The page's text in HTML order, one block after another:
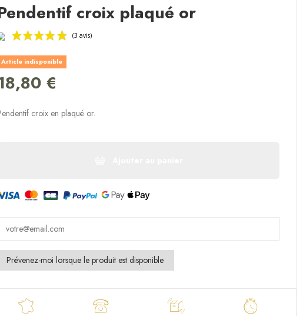
croix plaqué or
Article indisponible
€
croix en plaqué or.